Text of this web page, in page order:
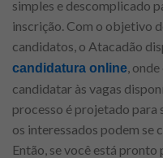
simples e descomplicado
inscrição. Com o objetivo
candidatos, o Atacadão
candidatura online,
candidatar às vagas
processo é projetado para
os interessados podem se
Então, se você está pronto